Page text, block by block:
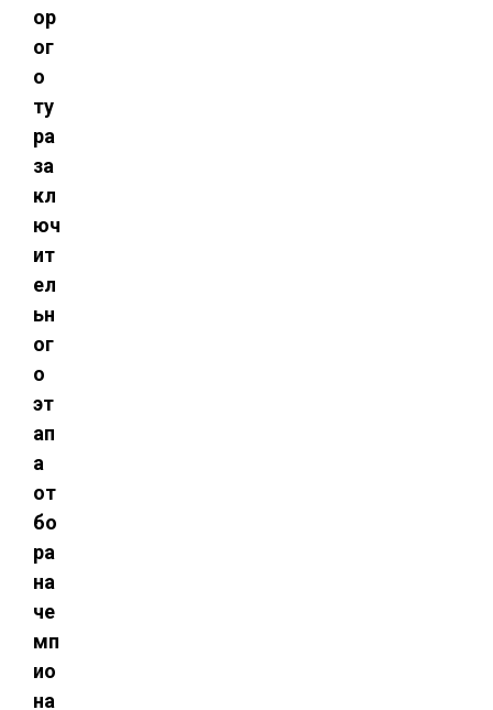
ор
ог
о
ту
ра
за
кл
юч
ит
ел
ьн
ог
о
эт
ап
а
от
бо
ра
на
че
мп
ио
на